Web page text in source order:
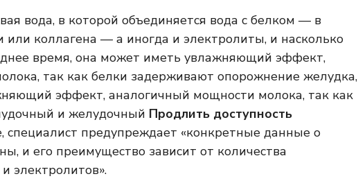
вода, в которой объединяется вода с белком — в
или коллагена — а иногда и электролиты, и насколько
время, она может иметь увлажняющий эффект,
так как белки задерживают опорожнение желудка,
эффект, аналогичный мощности молока, так как
и желудочный Продлить доступность
специалист предупреждает «конкретные данные о
и его преимущество зависит от количества
электролитов».